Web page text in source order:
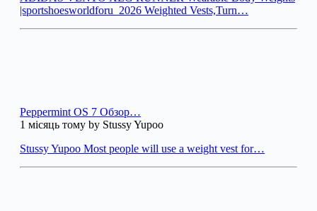
|sportshoesworldforu_2026 Weighted Vests,Turn…
Peppermint OS 7 Обзор…
1 місяць тому by Stussy Yupoo
Stussy Yupoo Most people will use a weight vest for…